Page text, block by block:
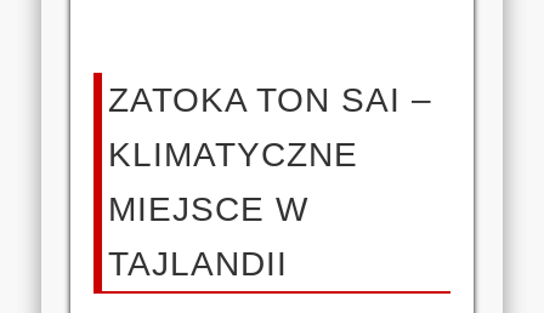
ZATOKA TON SAI –
KLIMATYCZNE
MIEJSCE W
TAJLANDII